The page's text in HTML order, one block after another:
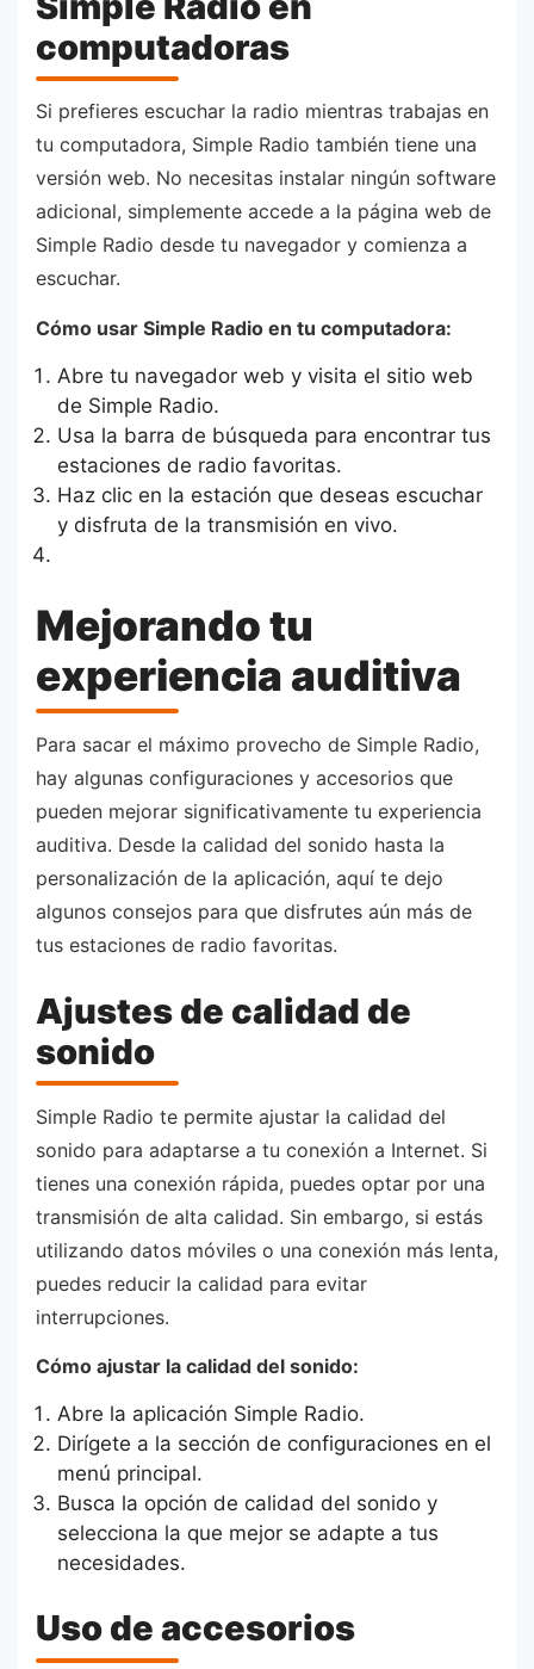
computadoras
Si prefieres escuchar la radio mientras trabajas en
tu computadora, Simple Radio también tiene una
versión web. No necesitas instalar ningún software
adicional, simplemente accede a la página web de
Simple Radio desde tu navegador y comienza a
escuchar.
Cómo usar Simple Radio en tu computadora:
Abre tu navegador web y visita el sitio web
de Simple Radio.
Usa la barra de búsqueda para encontrar tus
estaciones de radio favoritas.
Haz clic en la estación que deseas escuchar
y disfruta de la transmisión en vivo.
Mejorando tu
experiencia auditiva
Para sacar el máximo provecho de Simple Radio,
hay algunas configuraciones y accesorios que
pueden mejorar significativamente tu experiencia
auditiva. Desde la calidad del sonido hasta la
personalización de la aplicación, aquí te dejo
algunos consejos para que disfrutes aún más de
tus estaciones de radio favoritas.
Ajustes de calidad de
sonido
Simple Radio te permite ajustar la calidad del
sonido para adaptarse a tu conexión a Internet. Si
tienes una conexión rápida, puedes optar por una
transmisión de alta calidad. Sin embargo, si estás
utilizando datos móviles o una conexión más lenta,
puedes reducir la calidad para evitar
interrupciones.
Cómo ajustar la calidad del sonido:
Abre la aplicación Simple Radio.
Dirígete a la sección de configuraciones en el
menú principal.
Busca la opción de calidad del sonido y
selecciona la que mejor se adapte a tus
necesidades.
Uso de accesorios